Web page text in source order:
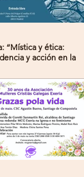
“Mística y ética:
y acción en la